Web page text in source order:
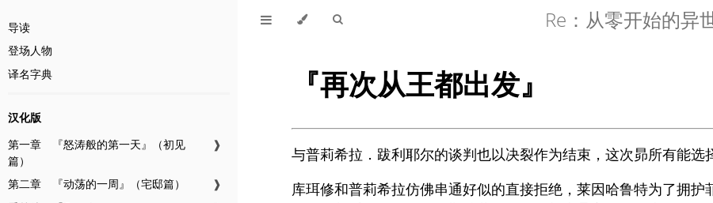
导读
登场人物
译名字典
汉化版
第一章 『怒涛般的第一天』（初见
篇）
❱
第二章 『动荡的一周』（宅邸篇）
❱
Re：从零开始的异
『再次从王都出发』
与普莉希拉．跋利耶尔的谈判也以决裂作为结束，这次昴所有能选
库珥修和普莉希拉仿佛串通好似的直接拒绝，莱因哈鲁特为了拥